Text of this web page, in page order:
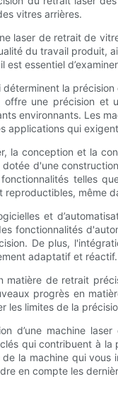
vitres arrières.
laser de retrait de
du travail produit,
est essentiel
déterminent la
offre une précision
environnants. Les
applications qui
la conception et la
d'une
telles
reproductibles, même
et
fonctionnalités
De plus,
adaptatif et réactif.
matière de retrait
progrès en
les limites de la
d’une machine
qui contribuent à la
la machine qui vous
en compte les